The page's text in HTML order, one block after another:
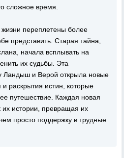
сложное время.
жизни переплетены более
представить. Старая тайна,
начала всплывать на
их судьбы. Эта
Ландыш и Верой открыла новые
раскрытия истин, которые
путешествие. Каждая новая
их истории, превращая их
просто поддержку в трудные